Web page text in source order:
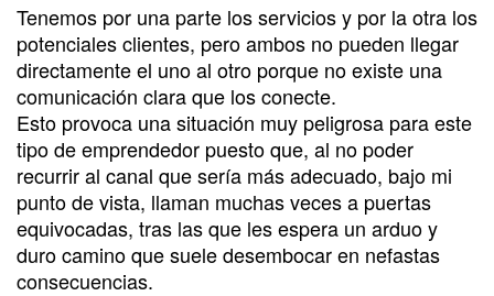
Tenemos por una parte los servicios y por la otra los
potenciales clientes, pero ambos no pueden llegar
directamente el uno al otro porque no existe una
comunicación clara que los conecte.
Esto provoca una situación muy peligrosa para este
tipo de emprendedor puesto que, al no poder
recurrir al canal que sería más adecuado, bajo mi
punto de vista, llaman muchas veces a puertas
equivocadas, tras las que les espera un arduo y
duro camino que suele desembocar en nefastas
consecuencias.